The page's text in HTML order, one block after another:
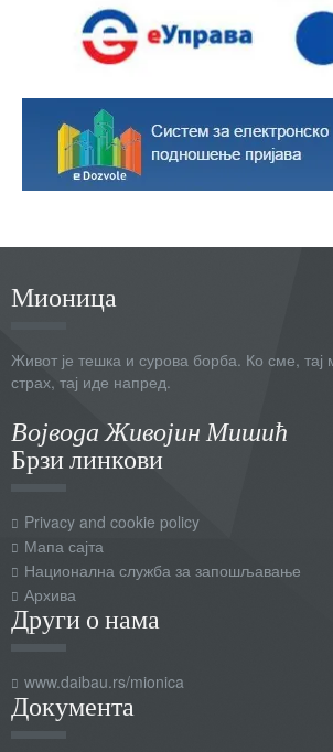
Мионица
Живот је тешка и сурова борба. Ко сме,
страх, тај иде напред.
Војвода Живојин Мишић
Брзи линкови
Privacy and cookie policy
Мапа сајта
Национална служба за запошљавање
Архива
Други о нама
www.daibau.rs/mionica
Документа